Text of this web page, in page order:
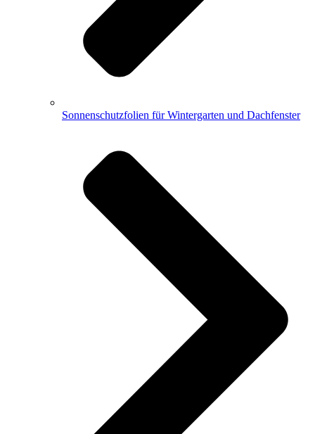
Sonnenschutzfolien für Wintergarten und Dachfenster